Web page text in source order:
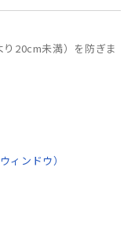
20cm未満）を防ぎま
ィンドウ）